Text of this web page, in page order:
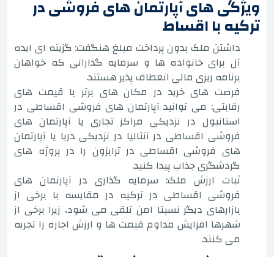
ویژگی های آپارتمان های فروشی در
ترکیه با اقساط
داشتن ملک بدون پرداخت مبلغ هنگفت: گزینه ای ایده
آل برای خانواده ها و سرمایه گذارانی که خواهان
برنامه ریزی مالی انعطاف پذیر هستند.
فرصت های خرید در مکان های برتر با قیمت های
رقابتی: می توانید آپارتمان های فروشی اقساطی در
استانبول در نزدیکی مراکز تجاری یا آپارتمان های
فروشی اقساطی در آنتالیا در نزدیکی دریا یا آپارتمان
های فروشی اقساطی در ترابزون را در پروژه های
گردشگری جذاب پیدا کنید.
ثبات ارزش ملک: سرمایه گذاری در آپارتمان های
فروشی اقساطی در ترکیه در مقایسه با برخی از
بازارهای دیگر نسبتا امن تلقی می شود، زیرا برخی از
شهرها افزایش مداوم قیمت ها و ارزش اجاره را تجربه
می کنند.